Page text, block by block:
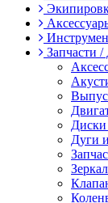
Запчасти
Диски
Дуги